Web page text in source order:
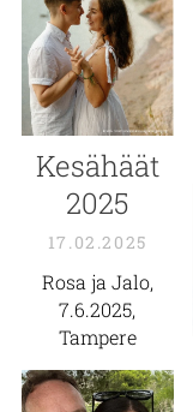
Kesähäät
2025
17.02.2025
Rosa ja Jalo,
7.6.2025,
Tampere